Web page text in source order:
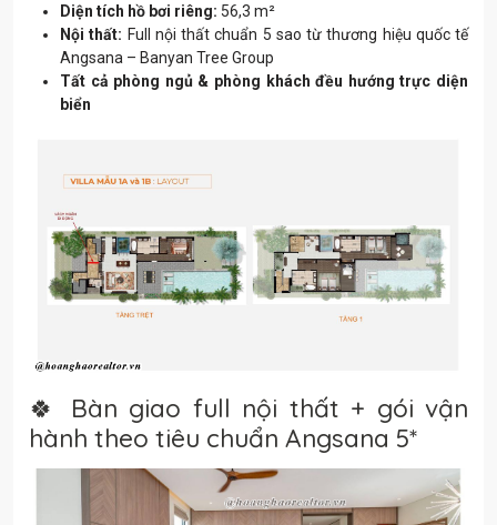
Diện tích hồ bơi riêng: 56,3 m²
Nội thất: Full nội thất chuẩn 5 sao từ thương hiệu quốc tế
Angsana – Banyan Tree Group
Tất cả phòng ngủ & phòng khách đều hướng trực diện
biển
🍀 Bàn giao full nội thất + gói vận
hành theo tiêu chuẩn Angsana 5*